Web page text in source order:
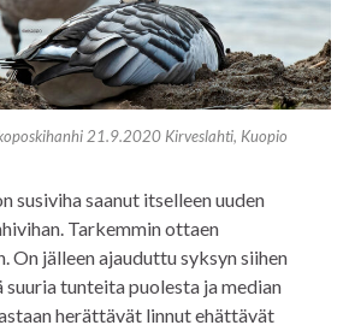
21.9.2020 Kirveslahti, Kuopio
susiviha saanut itselleen uuden
Tarkemmin ottaen
On jälleen ajauduttu syksyn siihen
suuria tunteita puolesta ja median
herättävät linnut ehättävät